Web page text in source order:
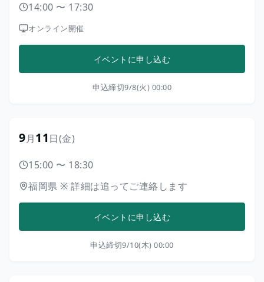
14:00 〜 17:30
オンライン開催
イベントに申し込む
申込締切9/8(火) 00:00
9月11日(金)
15:00 〜 18:30
福岡県 ※ 詳細は追ってご連絡します
イベントに申し込む
申込締切9/10(木) 00:00